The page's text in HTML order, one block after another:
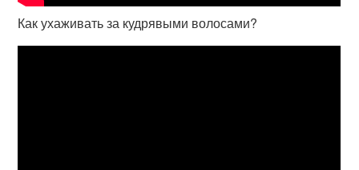
Как ухаживать за кудрявыми волосами?